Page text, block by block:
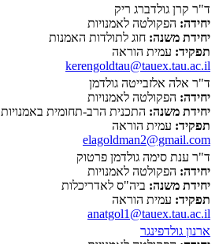
ד"ר קרן גולדברג ריק
יחידה: הפקולטה לאמנויות
יחידת משנה: חוג לתולדות האמנות
תפקיד: עמית הוראה
kerengoldtau@tauex.tau.ac.il
ד"ר אלה אלזבייטה גולדמן
יחידה: הפקולטה לאמנויות
יחידת משנה: התכנית הרב-תחומית באמנויות
תפקיד: עמית הוראה
elagoldman2@gmail.com
ד"ר ענת סימה גולדמן פרטוק
יחידה: הפקולטה לאמנויות
יחידת משנה: ביה"ס לאדריכלות
תפקיד: עמית הוראה
anatgol1@tauex.tau.ac.il
ארנון גולדפינגר